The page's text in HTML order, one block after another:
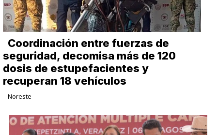
Coordinación entre fuerzas de
seguridad, decomisa más de 120
dosis de estupefacientes y
recuperan 18 vehículos
Noreste